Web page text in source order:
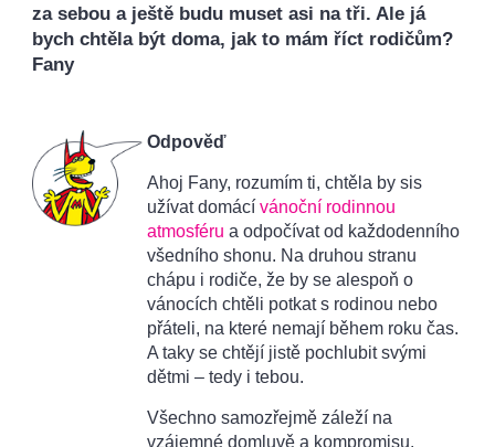
za sebou a ještě budu muset asi na tři. Ale já
bych chtěla být doma, jak to mám říct rodičům?
Fany
Odpověď
Ahoj Fany, rozumím ti, chtěla by sis
užívat domácí vánoční rodinnou
atmosféru a odpočívat od každodenního
všedního shonu. Na druhou stranu
chápu i rodiče, že by se alespoň o
vánocích chtěli potkat s rodinou nebo
přáteli, na které nemají během roku čas.
A taky se chtějí jistě pochlubit svými
dětmi – tedy i tebou.
Všechno samozřejmě záleží na
vzájemné domluvě a kompromisu.